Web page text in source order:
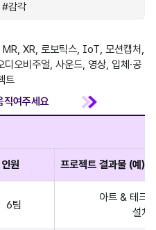
#감각
XR, 로보틱스, IoT, 모션캡처,
오비주얼, 사운드, 영상, 입체·공
트
원 프로젝트 결과물 (예)
6팀
아트 & 테크
설치